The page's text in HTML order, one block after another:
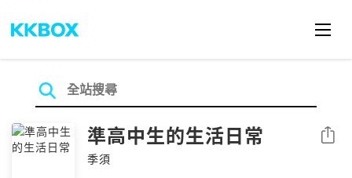
準高中生的生活日常
季須
分享